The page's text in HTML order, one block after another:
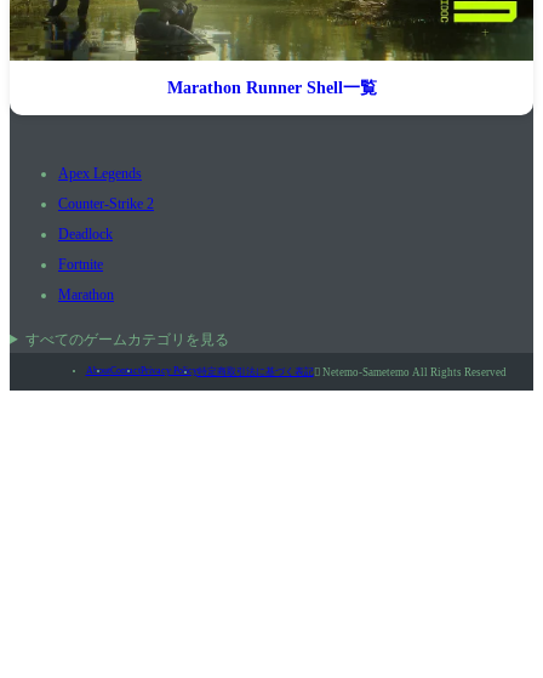
Marathon Runner Shell一覧
Apex Legends
Counter-Strike 2
Deadlock
Fortnite
Marathon
すべてのゲームカテゴリを見る
AboutContactPrivacy Policy特定商取引法に基づく表記 Netemo-Sametemo All Rights Reserved